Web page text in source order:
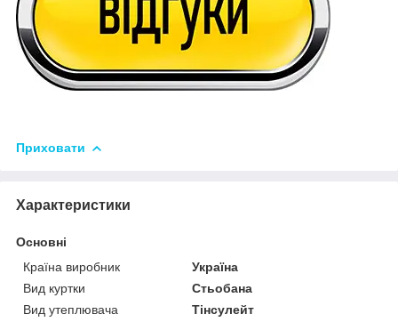
Приховати
Характеристики
Основні
Країна виробник
Україна
Вид куртки
Стьобана
Вид утеплювача
Тінсулейт